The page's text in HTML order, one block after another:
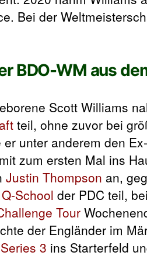
Bei der
BDO-WM aus
Scott Williams
teil, ohne zuvor bei
unter anderem den Ex-
zum ersten Mal ins
Justin Thompson an,
Q-School der PDC teil,
Tour
der Engländer im
3 ins Starterfeld